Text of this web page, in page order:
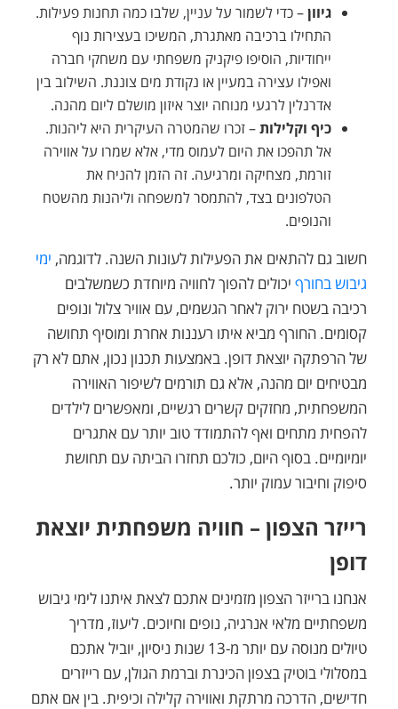
גיוון– כדי לשמור על עניין, שלבו כמה תחנות פעילות.
התחילו ברכיבה מאתגרת, המשיכו בעצירות נוף
ייחודיות, הוסיפו פיקניק משפחתי עם משחקי חברה
ואפילו עצירה במעיין או נקודת מים צוננת. השילוב בין
אדרנלין לרגעי מנוחה יוצר איזון מושלם ליום מהנה.
כיף וקלילות– זכרו שהמטרה העיקרית היא ליהנות.
אל תהפכו את היום לעמוס מדי, אלא שמרו על אווירה
זורמת, מצחיקה ומרגיעה. זה הזמן להניח את
הטלפונים בצד, להתמסר למשפחה וליהנות מהשטח
והנופים.
חשוב גם להתאים את הפעילות לעונות השנה. לדוגמה, ימי
גיבוש בחורףיכולים להפוך לחוויה מיוחדת כשמשלבים
רכיבה בשטח ירוק לאחר הגשמים, עם אוויר צלול ונופים
קסומים. החורף מביא איתו רעננות אחרת ומוסיף תחושה
של הרפתקה יוצאת דופן. באמצעות תכנון נכון, אתם לא רק
מבטיחים יום מהנה, אלא גם תורמים לשיפור האווירה
המשפחתית, מחזקים קשרים רגשיים, ומאפשרים לילדים
להפחית מתחים ואף להתמודד טוב יותר עם אתגרים
יומיומיים. בסוף היום, כולכם תחזרו הביתה עם תחושת
סיפוק וחיבור עמוק יותר.
רייזר הצפון – חוויה משפחתית יוצאת
דופן
אנחנו ברייזר הצפון מזמינים אתכם לצאת איתנו לימי גיבוש
משפחתיים מלאי אנרגיה, נופים וחיוכים. ליעוז, מדריך
טיולים מנוסה עם יותר מ-13 שנות ניסיון, יוביל אתכם
במסלולי בוטיק בצפון הכינרת וברמת הגולן, עם רייזרים
חדישים, הדרכה מרתקת ואווירה קלילה וכיפית. בין אם אתם